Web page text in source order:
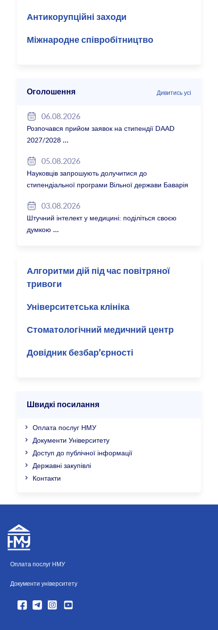
Антикорупційні заходи
Міжнародне співробітництво
Оголошення Дивитись усі
06.08.2026
Розпочався прийом заявок на стипендії DAAD
2027/2028
05.08.2026
Науковців запрошують долучитися до
стипендіальної програми Вільної держави Баварія
03.08.2026
Штучний інтелект у медицині: поділіться своєю
думкою
Алгоритми дій під час повітряної
тривоги
Університетська клініка
Стоматологічний медичний центр
Довідник безбар’єрності
Швидкі посилання
Оплата послуг НМУ
Документи Університету
Доступ до публічної інформації
Державні закупівлі
Контакти
Оплата послуг НМУ
Документи університету